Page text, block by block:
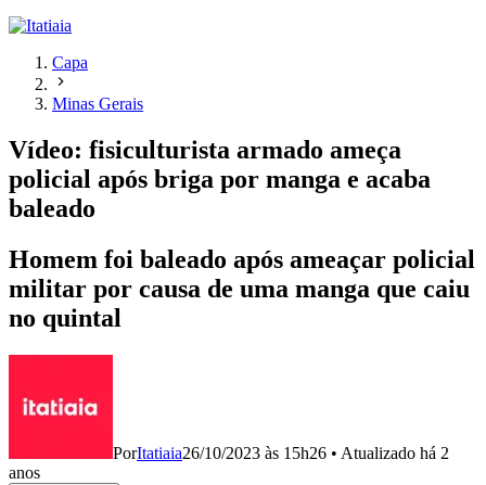
Capa
Minas Gerais
Vídeo: fisiculturista armado ameça
policial após briga por manga e acaba
baleado
Homem foi baleado após ameaçar policial
militar por causa de uma manga que caiu
no quintal
PorItatiaia26/10/2023 às 15h26 • Atualizado há 2
anos